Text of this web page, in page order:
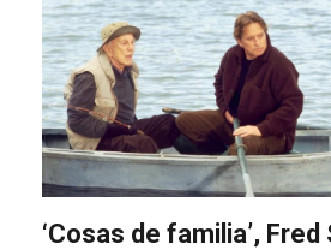
‘Cosas de familia’,